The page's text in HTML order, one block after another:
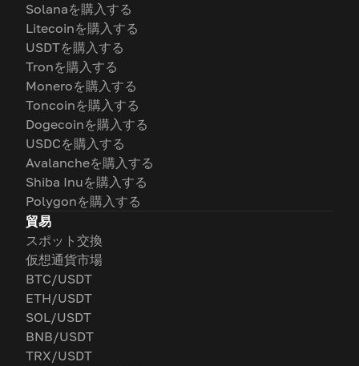
Solanaを購入する
Litecoinを購入する
USDTを購入する
Tronを購入する
Moneroを購入する
Toncoinを購入する
Dogecoinを購入する
USDCを購入する
Avalancheを購入する
Shiba Inuを購入する
Polygonを購入する
貿易
スポット交換
仮想通貨市場
BTC/USDT
ETH/USDT
SOL/USDT
BNB/USDT
TRX/USDT